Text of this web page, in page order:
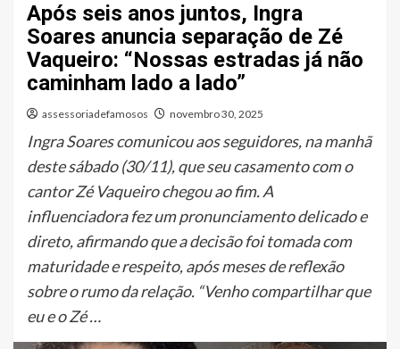
Após seis anos juntos, Ingra
Soares anuncia separação de Zé
Vaqueiro: “Nossas estradas já não
caminham lado a lado”
assessoriadefamosos novembro 30, 2025
Ingra Soares comunicou aos seguidores, na manhã
deste sábado (30/11), que seu casamento com o
cantor Zé Vaqueiro chegou ao fim. A
influenciadora fez um pronunciamento delicado e
direto, afirmando que a decisão foi tomada com
maturidade e respeito, após meses de reflexão
sobre o rumo da relação. “Venho compartilhar que
eu e o Zé …